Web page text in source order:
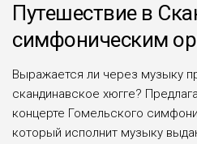
Путешествие в
симфоническим
Выражается ли через музыку
скандинавское хюгге?
концерте Гомельского
который исполнит музыку